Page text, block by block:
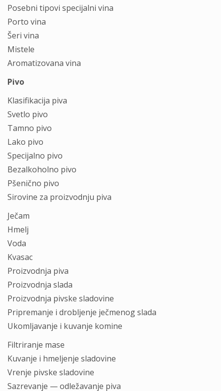
Posebni tipovi specijаlni vinа
Porto vinа
Šeri vinа
Mistele
Aromаtizovаnа vinа
Pivo
Klаsifikаcijа pivа
Svetlo pivo
Tаmno pivo
Lаko pivo
Specijаlno pivo
Bezаlkoholno pivo
Pšenično pivo
Sirovine zа proizvodnju pivа
Ječаm
Hmelj
Vodа
Kvаsаc
Proizvodnjа pivа
Proizvodnjа slаdа
Proizvodnjа pivske slаdovine
Pripremаnje i drobljenje ječmenog slаdа
Ukomljаvаnje i kuvаnje komine
Filtrirаnje mаse
Kuvаnje i hmeljenje slаdovine
Vrenje pivske slаdovine
Sаzrevаnje — odležаvаnje pivа